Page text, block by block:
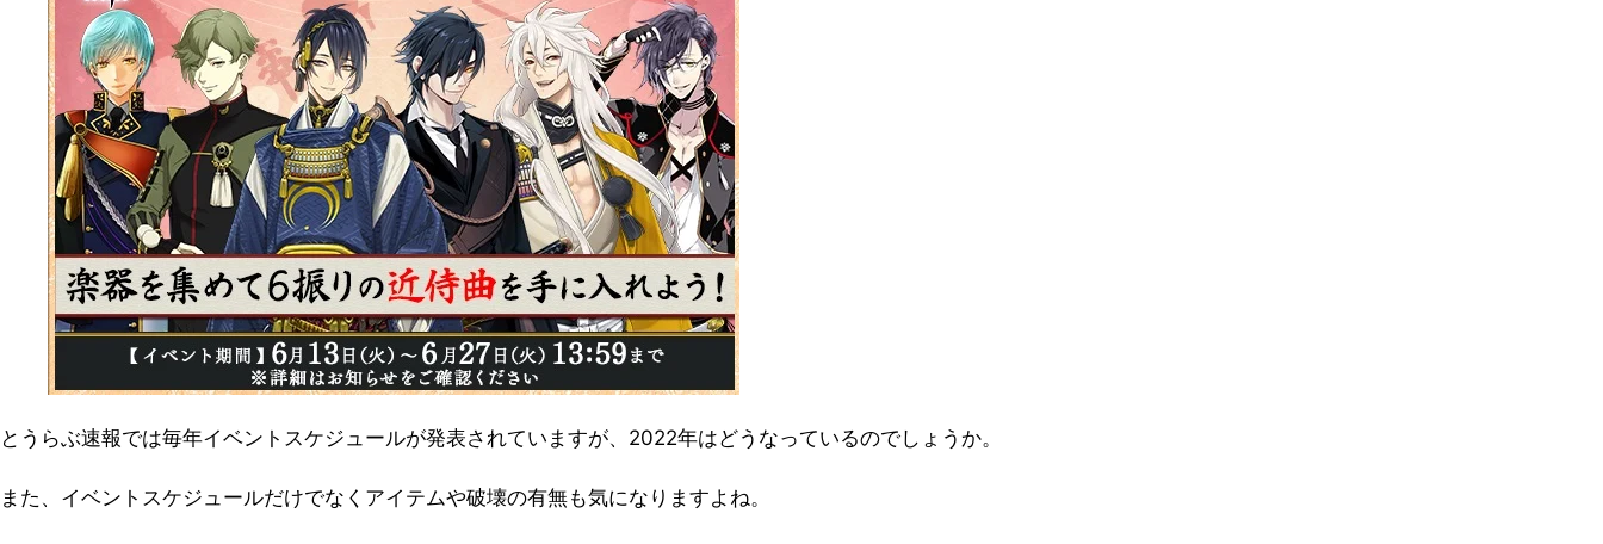
とうらぶ速報では毎年イベントスケジュールが発表されていますが、2022年はどうなっているのでしょうか。
また、イベントスケジュールだけでなくアイテムや破壊の有無も気になりますよね。